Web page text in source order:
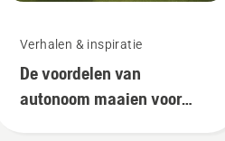
Verhalen & inspiratie
De voordelen van
autonoom maaien voor